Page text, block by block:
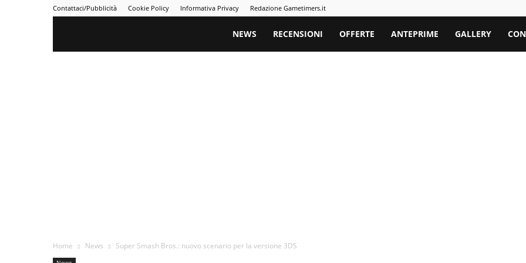
Contattaci/Pubblicità Cookie Policy Informativa Privacy Redazione Gametimers.it
Gametimers
NEWS RECENSIONI OFFERTE ANTEPRIME GALLERY
Home News Super Smash Bros.: nuovo scenario per la versione 3DS